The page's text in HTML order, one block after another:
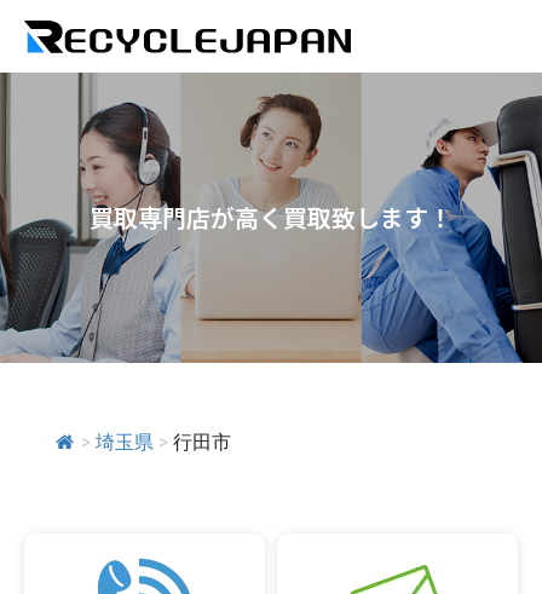
買取専門店が高く買取致します！
> 埼玉県 > 行田市